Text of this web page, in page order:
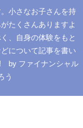
小さなお子さんを持
たくさんありますよ
、自身の体験をもと
について記事を書い
by ファイナンシャル
う